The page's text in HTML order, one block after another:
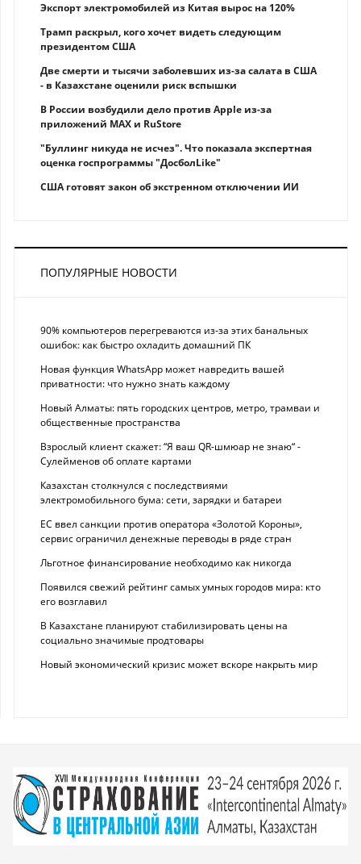
Экспорт электромобилей из Китая вырос на 120%
Трамп раскрыл, кого хочет видеть следующим
президентом США
Две смерти и тысячи заболевших из-за салата в США
- в Казахстане оценили риск вспышки
В России возбудили дело против Apple из-за
приложений MAX и RuStore
"Буллинг никуда не исчез". Что показала экспертная
оценка госпрограммы "ДосболLike"
США готовят закон об экстренном отключении ИИ
ПОПУЛЯРНЫЕ НОВОСТИ
90% компьютеров перегреваются из-за этих банальных
ошибок: как быстро охладить домашний ПК
Новая функция WhatsApp может навредить вашей
приватности: что нужно знать каждому
Новый Алматы: пять городских центров, метро, трамваи и
общественные пространства
Взрослый клиент скажет: “Я ваш QR-шмюар не знаю“ -
Сулейменов об оплате картами
Казахстан столкнулся с последствиями
электромобильного бума: сети, зарядки и батареи
ЕС ввел санкции против оператора «Золотой Короны»,
сервис ограничил денежные переводы в ряде стран
Льготное финансирование необходимо как никогда
Появился свежий рейтинг самых умных городов мира: кто
его возглавил
В Казахстане планируют стабилизировать цены на
социально значимые продтовары
Новый экономический кризис может вскоре накрыть мир